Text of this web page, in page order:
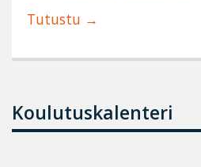
Tutustu
Koulutuskalenteri